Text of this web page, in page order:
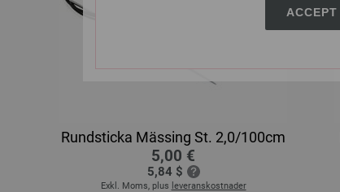
ACCEPT
Rundsticka Mässing St. 2,0/100cm
5,00 €
5,84 $
Exkl. Moms, plus leveranskostnader